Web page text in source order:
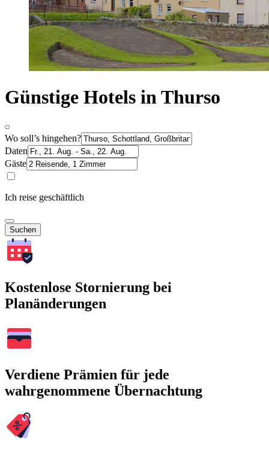
Günstige Hotels in Thurso
Wo soll’s hingehen?
Daten
Gäste
Ich reise geschäftlich
Suchen
Kostenlose Stornierung bei
Planänderungen
Verdiene Prämien für jede
wahrgenommene Übernachtung